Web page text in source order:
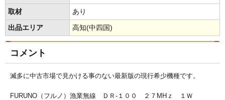
取材 あり
出品エリア 高知(中四国)
コメント
滅多に中古市場で見かける事のない最新版の現行希少機種です。
FURUNO（フルノ）漁業無線 ＤＲ-１００ ２７MHｚ １Ｗ